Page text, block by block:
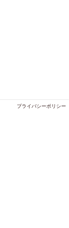
プライバシーポリシー